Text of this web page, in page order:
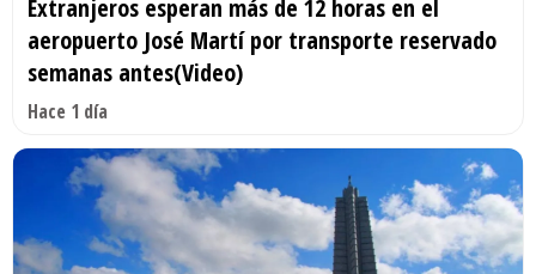
Extranjeros esperan más de 12 horas en el
aeropuerto José Martí por transporte reservado
semanas antes(Video)
Hace 1 día